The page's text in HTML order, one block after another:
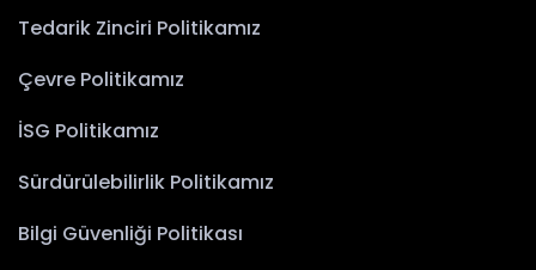
Tedarik Zinciri Politikamız
Çevre Politikamız
İSG Politikamız
Sürdürülebilirlik Politikamız
Bilgi Güvenliği Politikası